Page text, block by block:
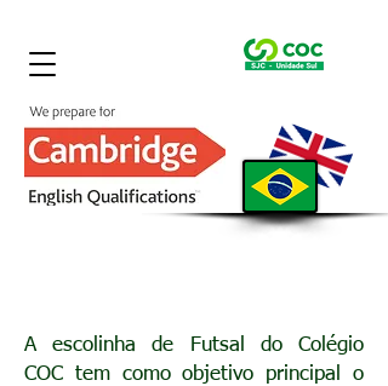
A escolinha de Futsal do Colégio
COC tem como objetivo principal o